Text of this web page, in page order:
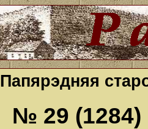
Папярэдняя
№ 29 (1284)